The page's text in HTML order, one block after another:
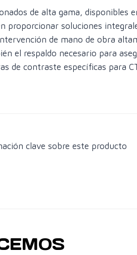
de alta gama, disponibles
proporcionar soluciones
de mano de obra
el respaldo necesario para
de contraste específicas para
clave sobre este producto